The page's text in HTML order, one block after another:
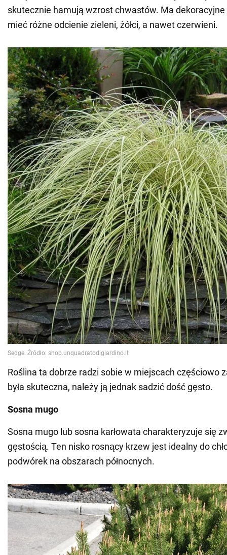
skutecznie hamują wzrost chwastów. Ma
mieć różne odcienie zieleni, żółci, a nawet czerwieni.
Roślina ta dobrze radzi sobie w miejscach częściowo
była skuteczna, należy ją jednak sadzić dość gęsto.
Sosna mugo
Sosna mugo lub sosna karłowata charakteryzuje się
gęstością. Ten nisko rosnący krzew jest idealny do
podwórek na obszarach północnych.